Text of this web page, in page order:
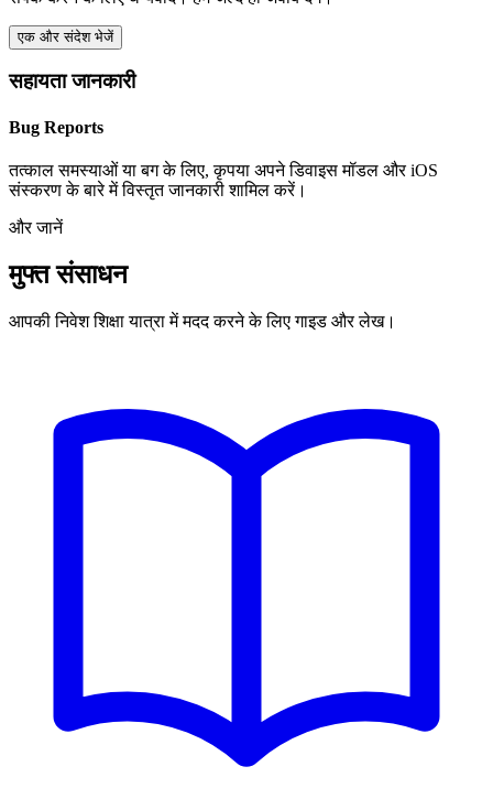
एक और संदेश भेजें
सहायता जानकारी
Bug Reports
तत्काल समस्याओं या बग के लिए, कृपया अपने डिवाइस मॉडल और iOS
संस्करण के बारे में विस्तृत जानकारी शामिल करें।
और जानें
मुफ्त संसाधन
आपकी निवेश शिक्षा यात्रा में मदद करने के लिए गाइड और लेख।